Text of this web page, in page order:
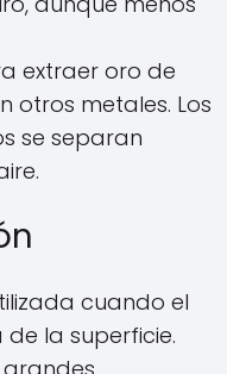
extraer oro de
otros metales. Los
se separan
cuando el
la superficie.